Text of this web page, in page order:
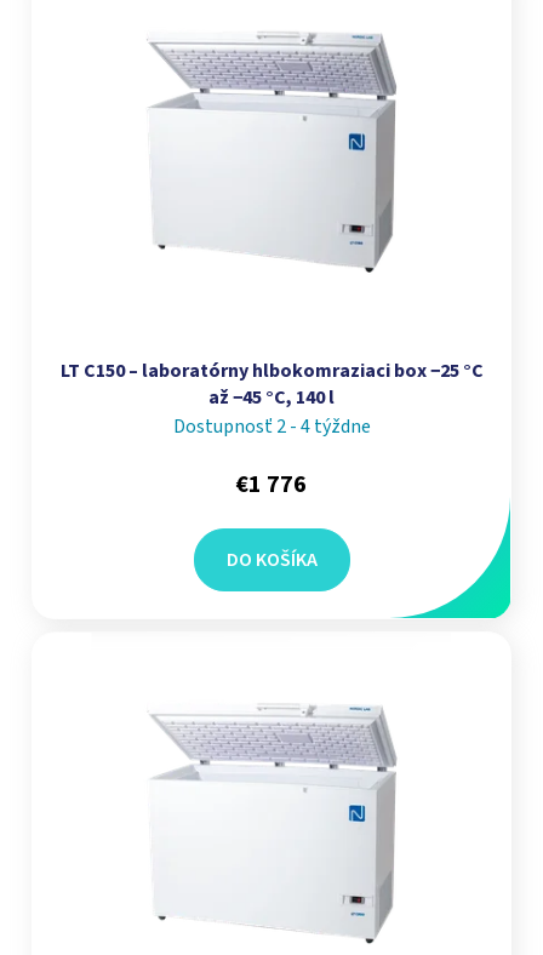
LT C150 – laboratórny hlbokomraziaci box −25 °C
až −45 °C, 140 l
Dostupnosť 2 - 4 týždne
€1 776
DO KOŠÍKA